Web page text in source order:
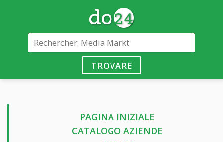
TROVARE
PAGINA INIZIALE
CATALOGO AZIENDE